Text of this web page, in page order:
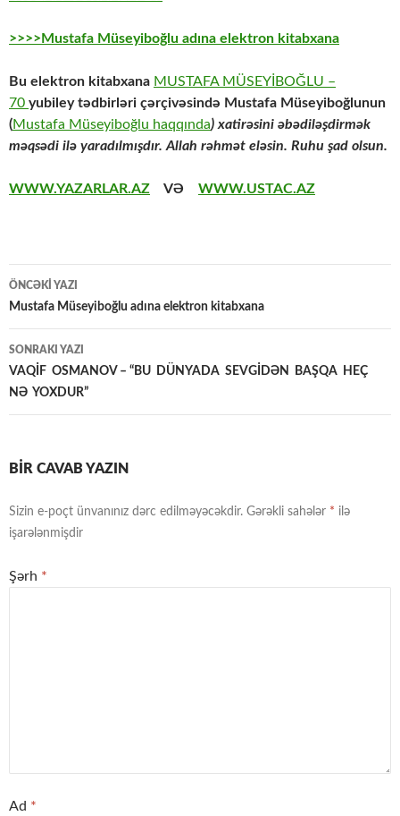
>>>>Mustafa Müseyiboğlu adına elektron kitabxana
Bu elektron kitabxana MUSTAFA MÜSEYİBOĞLU –
70 yubiley tədbirləri çərçivəsində Mustafa Müseyiboğlunun
(Mustafa Müseyiboğlu haqqında) xatirəsini əbədiləşdirmək
məqsədi ilə yaradılmışdır. Allah rəhmət eləsin. Ruhu şad olsun.
WWW.YAZARLAR.AZ VƏ WWW.USTAC.AZ
Yazılar
üzrə
naviqasiya
ÖNCƏKI YAZI
Mustafa Müseyiboğlu adına elektron kitabxana
SONRAKI YAZI
VAQİF OSMANOV – “BU DÜNYADA SEVGİDƏN BAŞQA HEÇ
NƏ YOXDUR”
BIR CAVAB YAZIN
Sizin e-poçt ünvanınız dərc edilməyəcəkdir. Gərəkli sahələr * ilə
işarələnmişdir
Şərh *
Ad *